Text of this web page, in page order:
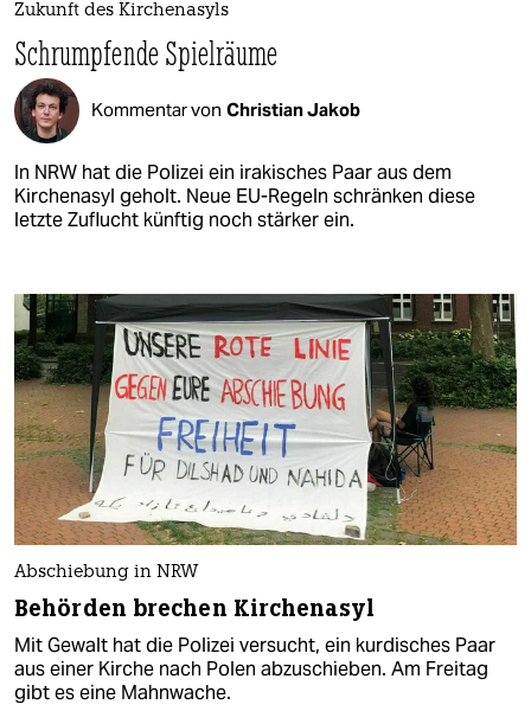
Zukunft des Kirchenasyls
Schrumpfende Spielräume
Kommentar von Christian Jakob
In NRW hat die Polizei ein irakisches Paar aus dem
Kirchenasyl geholt. Neue EU-Regeln schränken diese
letzte Zuflucht künftig noch stärker ein.
Abschiebung in NRW
Behörden brechen Kirchenasyl
Mit Gewalt hat die Polizei versucht, ein kurdisches Paar
aus einer Kirche nach Polen abzuschieben. Am Freitag
gibt es eine Mahnwache.